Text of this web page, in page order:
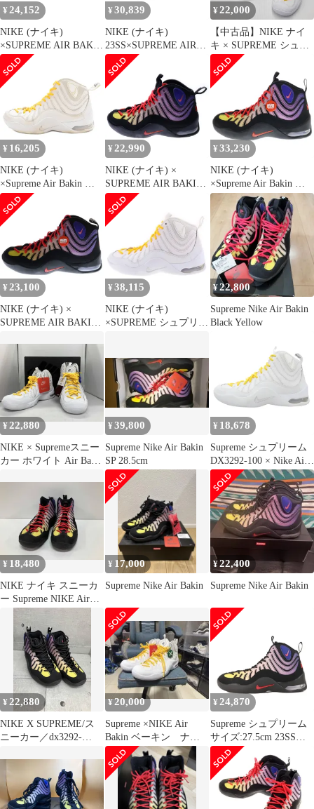
¥ 24,152
NIKE (ナイキ)
×SUPREME AIR BAKIN
DX3292-001 ×シュプリ
ーム エア ベイキン ハ
イカットスニーカー ブ
ラック US7.5/25.5cm
¥ 30,839
NIKE (ナイキ)
23SS×SUPREME AIR
BAKIN SP シュプリー
ム エアベイキン ハイカ
ットスニーカー
US9/27cm DX3292-001
マルチ
¥22,000
【中古品】NIKE ナイ
キ × SUPREME シュプ
リーム AIR BAKIN SP
DX3292-100 エア ベイ
キン SP スニーカー シ
ューズ 靴 【160-
250714-as-35-izu】
¥ 16,205
NIKE (ナイキ)
×Supreme Air Bakin シ
ュプリーム エアベイキ
ン ホワイト アマリロ
ハイカットスニーカー
シューズ DX3292-100
US8.5/26.0cm ホワイト
¥ 22,990
NIKE (ナイキ) ×
SUPREME AIR BAKIN
× シュプリーム エア ベ
イキン ハイカットスニ
ーカー ブラック
US9/27cm DX3292-001
¥ 33,230
NIKE (ナイキ)
×Supreme Air Bakin シ
ュプリーム エアベイキ
ン ハイカットスニーカ
ー マルチ US10/28cm
DX3292-001
¥ 23,100
NIKE (ナイキ) ×
SUPREME AIR BAKIN
ーム エア ベイキン ハ
イカットスニーカー ブ
ラック US11.5/29.5cm
¥ 38,115
NIKE (ナイキ)
×SUPREME シュプリー
アマリロ ハイカットス
ニーカー ホワイト
US9/27cm DX3292-100
¥22,800
Supreme Nike Air Bakin
Black Yellow
¥22,880
NIKE × Supremeスニー
カー ホワイト Air Bakin
¥39,800
Supreme Nike Air Bakin
SP 28.5cm
¥ 18,678
Supreme シュプリーム
DX3292-100 × Nike Air
Bakin White/Amarillo ナ
イキ エアベイキン ホワ
イト アマリロ スニーカ
ー ホワイト系
24.5cm【中古】
¥ 18,480
NIKE ナイキ スニーカ
ー Supreme NIKE Air
¥ 17,000
Supreme Nike Air Bakin
¥22,400
Supreme Nike Air Bakin
¥ 22,880
NIKE X SUPREME/ス
ニーカー／dx3292-
¥20,000
Supreme ×NIKE Air
Bakin ベーキン ナイ
キ 新品
¥ 24,870
Supreme シュプリーム
サイズ:27.5cm 23SS
NIKE AIR BAKIN SP
(DX3292-001) ナイキ エ
ア ベイキン ブラック
スピードレッド マルチ
カラー US9.5 ハイカッ